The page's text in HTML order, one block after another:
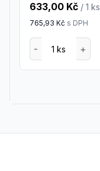
633,00 Kč / 1 ks
765,93 Kč s DPH